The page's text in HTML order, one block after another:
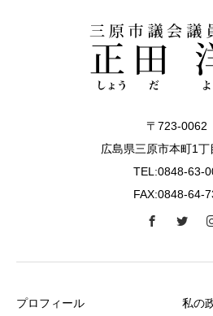
〒723-0062
広島県三原市本町1
TEL:0848-63-
FAX:0848-64-
プロフィール 私の